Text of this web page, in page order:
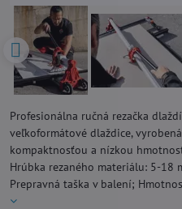
Profesionálna ručná rezačka
veľkoformátové dlaždice,
kompaktnosťou a nízkou
Hrúbka rezaného materiálu: 5-18
Prepravná taška v balení;